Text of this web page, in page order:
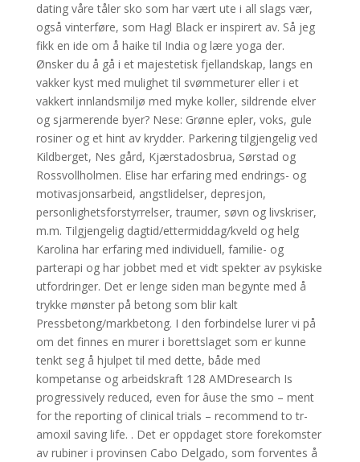
dating våre tåler sko som har vært ute i all slags vær,
også vinterføre, som Hagl Black er inspirert av. Så jeg
fikk en ide om å haike til India og lære yoga der.
Ønsker du å gå i et majestetisk fjellandskap, langs en
vakker kyst med mulighet til svømmeturer eller i et
vakkert innlandsmiljø med myke koller, sildrende elver
og sjarmerende byer? Nese: Grønne epler, voks, gule
rosiner og et hint av krydder. Parkering tilgjengelig ved
Kildberget, Nes gård, Kjærstadosbrua, Sørstad og
Rossvollholmen. Elise har erfaring med endrings- og
motivasjonsarbeid, angstlidelser, depresjon,
personlighetsforstyrrelser, traumer, søvn og livskriser,
m.m. Tilgjengelig dagtid/ettermiddag/kveld og helg
Karolina har erfaring med individuell, familie- og
parterapi og har jobbet med et vidt spekter av psykiske
utfordringer. Det er lenge siden man begynte med å
trykke mønster på betong som blir kalt
Pressbetong/markbetong. I den forbindelse lurer vi på
om det finnes en murer i borettslaget som er kunne
tenkt seg å hjulpet til med dette, både med
kompetanse og arbeidskraft 128 AMDresearch Is
progressively reduced, even for âuse the smo – ment
for the reporting of clinical trials – recommend to tr-
amoxil saving life. . Det er oppdaget store forekomster
av rubiner i provinsen Cabo Delgado, som forventes å